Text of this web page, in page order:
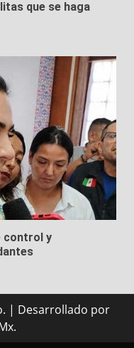
que se haga
control y
| Desarrollado por